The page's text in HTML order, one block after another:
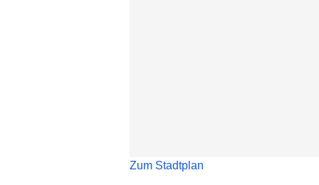
Zum Stadtplan